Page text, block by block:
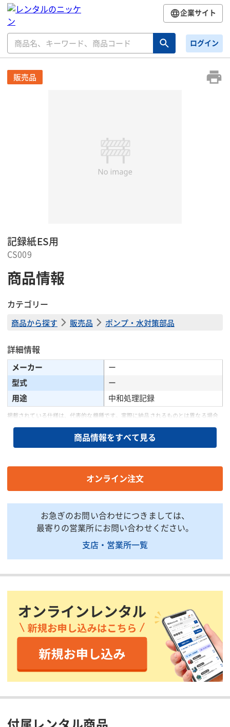
企業サイト
ログイン
販売品
記録紙ES用
CS009
商品情報
カテゴリー
商品から探す 販売品 ポンプ・水対策部品
詳細情報
メーカー
ー
型式
ー
用途
中和処理記録
掲載されている仕様は、代表的な機種です。実際に納品されるものとは異なる場合
商品説明・特徴
商品用途：中和処理装置の専用記録紙です。
付属品：記録紙の他、赤ペン、校正液なども別売りとなります。
印刷用ページ
商品情報をすべて見る
オンライン注文
お急ぎのお問い合わせにつきましては、
最寄りの営業所にお問い合わせください。
支店・営業所一覧
付属レンタル商品